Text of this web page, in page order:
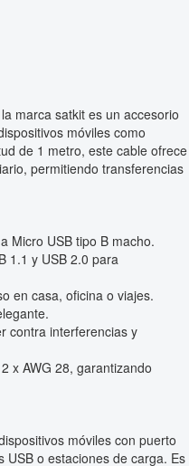
marca satkit es un accesorio
móviles como
de 1 metro, este cable ofrece
permitiendo transferencias
Micro USB tipo B macho.
1.1 y USB 2.0 para
en casa, oficina o viajes.
contra interferencias y
x AWG 28, garantizando
móviles con puerto
USB o estaciones de carga. Es